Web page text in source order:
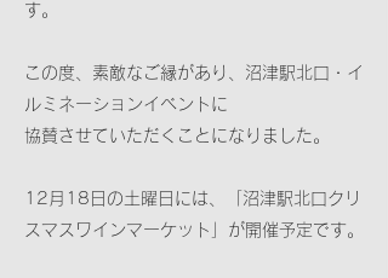
す。
この度、素敵なご縁があり、沼津駅北口・イ
ルミネーションイベントに
協賛させていただくことになりました。
12月18日の土曜日には、「沼津駅北口クリ
スマスワインマーケット」が開催予定です。